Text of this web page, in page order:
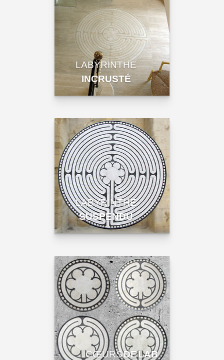
LABYRINTHE
INCRUSTÉ
LABYRINTHE
SUSPENDU
CŒURSDE LAB